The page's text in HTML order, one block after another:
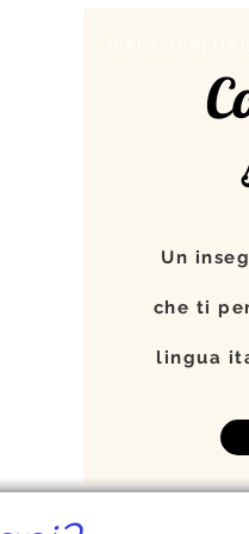
Un
che ti
lingua